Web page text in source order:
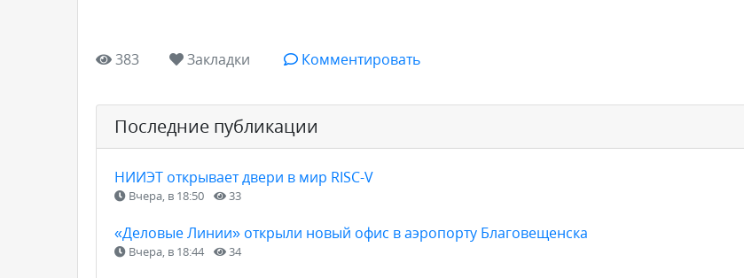
383 Закладки Комментировать
Последние публикации
НИИЭТ открывает двери в мир RISC-V
Вчера, в 18:50 33
«Деловые Линии» открыли новый офис в аэропорту Благовещенска
Вчера, в 18:44 34